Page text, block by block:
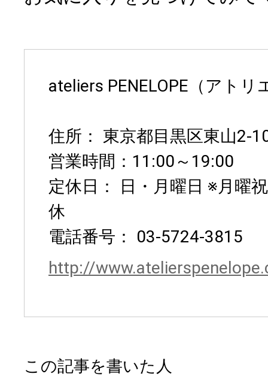
ateliers PENELOPE（アトリ
住所： 東京都目黒区東山2-
営業時間：11:00～19:00
定休日： 日・月曜日 ※月曜
休
電話番号： 03-5724-3815
http://
この記事を書いた人